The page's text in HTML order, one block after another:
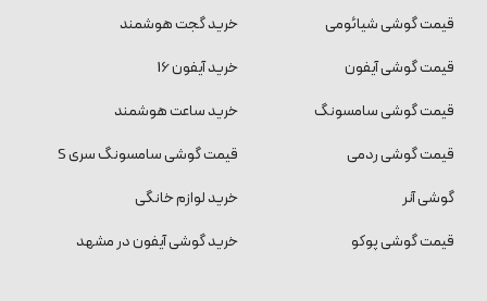
قیمت گوشی شیائومی
قیمت گوشی آیفون
قیمت گوشی سامسونگ
قیمت گوشی ردمی
گوشی آنر
قیمت گوشی پوکو
خرید گجت هوشمند
خرید آیفون 16
خرید ساعت هوشمند
قیمت گوشی سامسونگ سری S
خرید لوازم خانگی
خرید گوشی آیفون در مشهد